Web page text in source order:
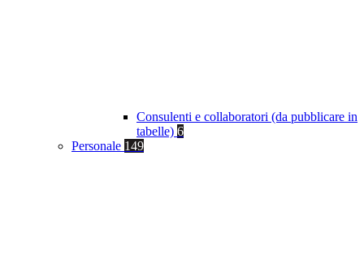
Consulenti e collaboratori (da pubblicare in
tabelle) 6
Personale 149